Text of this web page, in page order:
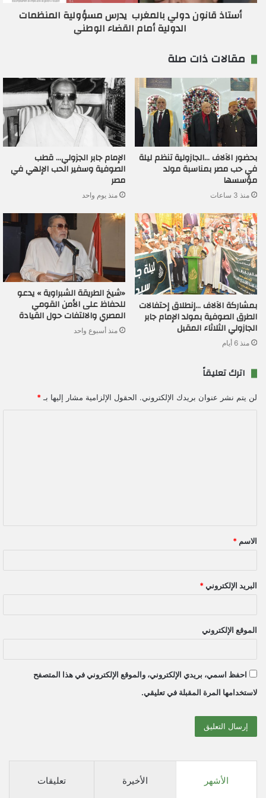
أستاذ قانون دولي بالمغرب يدرس مسؤولية المنظمات
الدولية أمام القضاء الوطني
مقالات ذات صلة
بحضور الآلاف …الجازولية تنظم ليلة
في حب مصر بمناسبة مولد
مؤسسها
منذ 3 ساعات
الإمام جابر الجزولي… قطب
الصوفية وسفير الحب الإلهي في
مصر
منذ يوم واحد
بمشاركة الآلاف …إنطلاق إحتفالات
الطرق الصوفية بمولد الإمام جابر
الجازولي الثلاثاء المقبل
منذ 6 أيام
«شيخ الطريقة الشبراوية » يدعو
للحفاظ على الأمن القومي
المصري والالتفات حول القيادة
منذ أسبوع واحد
اترك تعليقاً
لن يتم نشر عنوان بريدك الإلكتروني. الحقول الإلزامية مشار إليها بـ *
ق
*
الاسم *
البريد الإلكتروني *
الموقع الإلكتروني
احفظ اسمي، بريدي الإلكتروني، والموقع الإلكتروني في هذا المتصفح
لاستخدامها المرة المقبلة في تعليقي.
الأشهر الأخيرة تعليقات